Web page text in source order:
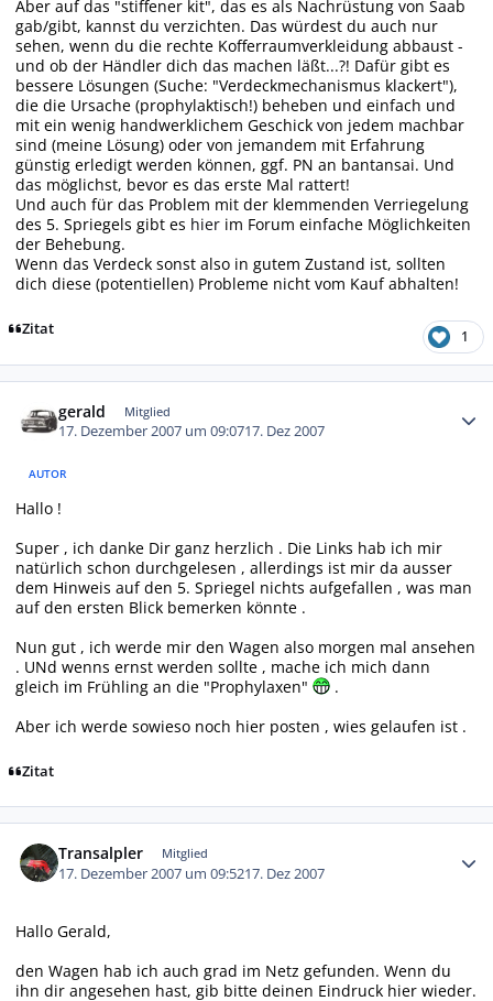
Aber auf das "stiffener kit", das es als Nachrüstung von Saab
gab/gibt, kannst du verzichten. Das würdest du auch nur
sehen, wenn du die rechte Kofferraumverkleidung abbaust -
und ob der Händler dich das machen läßt...?! Dafür gibt es
bessere Lösungen (Suche: "Verdeckmechanismus klackert"),
die die Ursache (prophylaktisch!) beheben und einfach und
mit ein wenig handwerklichem Geschick von jedem machbar
sind (meine Lösung) oder von jemandem mit Erfahrung
günstig erledigt werden können, ggf. PN an bantansai. Und
das möglichst, bevor es das erste Mal rattert!
Und auch für das Problem mit der klemmenden Verriegelung
des 5. Spriegels gibt es hier im Forum einfache Möglichkeiten
der Behebung.
Wenn das Verdeck sonst also in gutem Zustand ist, sollten
dich diese (potentiellen) Probleme nicht vom Kauf abhalten!
Zitat 1
gerald Mitglied
17. Dezember 2007 um 09:0717. Dez 2007
AUTOR
Hallo !
Super , ich danke Dir ganz herzlich . Die Links hab ich mir
natürlich schon durchgelesen , allerdings ist mir da ausser
dem Hinweis auf den 5. Spriegel nichts aufgefallen , was man
auf den ersten Blick bemerken könnte .
Nun gut , ich werde mir den Wagen also morgen mal ansehen
. UNd wenns ernst werden sollte , mache ich mich dann
gleich im Frühling an die "Prophylaxen"
.
Aber ich werde sowieso noch hier posten , wies gelaufen ist .
Zitat
Transalpler Mitglied
17. Dezember 2007 um 09:5217. Dez 2007
Hallo Gerald,
den Wagen hab ich auch grad im Netz gefunden. Wenn du
ihn dir angesehen hast, gib bitte deinen Eindruck hier wieder.